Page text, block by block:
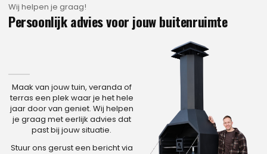
Wij helpen je graag!
Persoonlijk advies voor jouw buitenruimte
Maak van jouw tuin, veranda of
terras een plek waar je het hele
jaar door van geniet. Wij helpen
je graag met eerlijk advies dat
past bij jouw situatie.
Stuur ons gerust een bericht via